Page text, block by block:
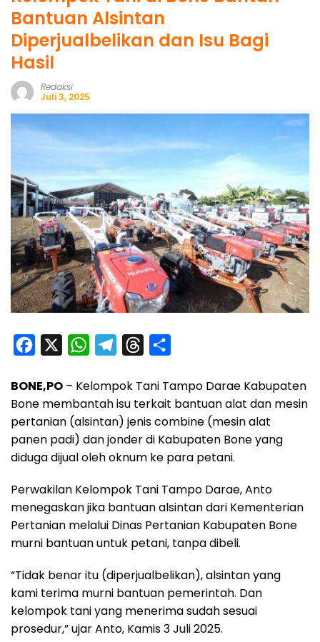
Bantuan Alsintan
Diperjualbelikan dan Isu Bagi
Hasil
Redaksi
Juli 3, 2025
c
e
b
o
k
W
a
t
s
A
p
l
e
g
r
m
r
e
a
d
a
r
e
BONE,PO – Kelompok Tani Tampo Darae Kabupaten
Bone membantah isu terkait bantuan alat dan mesin
pertanian (alsintan) jenis combine (mesin alat
panen padi) dan jonder di Kabupaten Bone yang
diduga dijual oleh oknum ke para petani.
Perwakilan Kelompok Tani Tampo Darae, Anto
menegaskan jika bantuan alsintan dari Kementerian
Pertanian melalui Dinas Pertanian Kabupaten Bone
murni bantuan untuk petani, tanpa dibeli.
“Tidak benar itu (diperjualbelikan), alsintan yang
kami terima murni bantuan pemerintah. Dan
kelompok tani yang menerima sudah sesuai
prosedur,” ujar Anto, Kamis 3 Juli 2025.